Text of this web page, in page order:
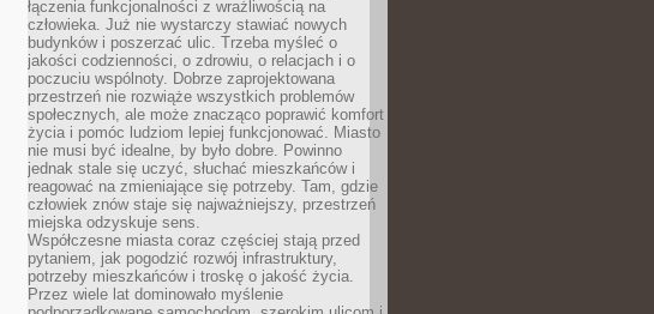
łączenia funkcjonalności z wrażliwością na
człowieka. Już nie wystarczy stawiać nowych
budynków i poszerzać ulic. Trzeba myśleć o
jakości codzienności, o zdrowiu, o relacjach i o
poczuciu wspólnoty. Dobrze zaprojektowana
przestrzeń nie rozwiąże wszystkich problemów
społecznych, ale może znacząco poprawić komfort
życia i pomóc ludziom lepiej funkcjonować. Miasto
nie musi być idealne, by było dobre. Powinno
jednak stale się uczyć, słuchać mieszkańców i
reagować na zmieniające się potrzeby. Tam, gdzie
człowiek znów staje się najważniejszy, przestrzeń
miejska odzyskuje sens.
Współczesne miasta coraz częściej stają przed
pytaniem, jak pogodzić rozwój infrastruktury,
potrzeby mieszkańców i troskę o jakość życia.
Przez wiele lat dominowało myślenie